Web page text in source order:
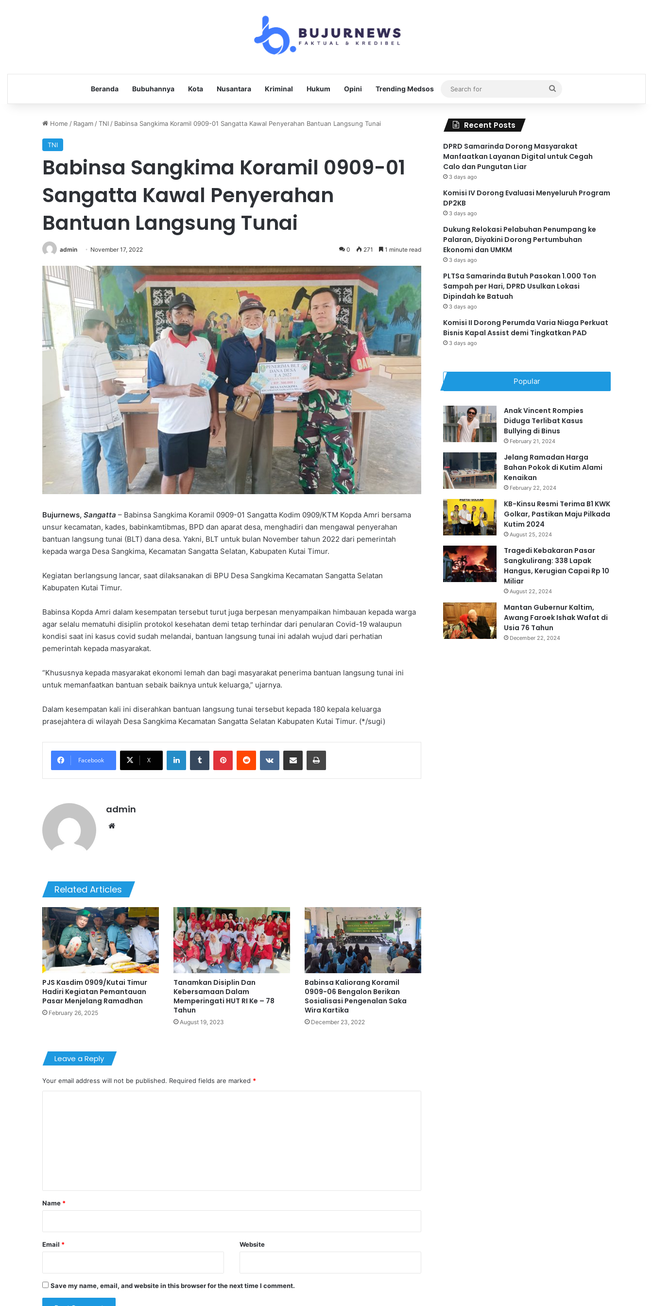
Beranda Bubuhannya Kota Nusantara Kriminal Hukum Opini Trending Medsos
Search
for
Home / Ragam /TNI / Babinsa Sangkima Koramil 0909-01 Sangatta Kawal Penyerahan Bantuan Langsung Tunai
TNI
Babinsa Sangkima Koramil 0909-01
Sangatta Kawal Penyerahan
Bantuan Langsung Tunai
admin November 17, 2022 0 271 1 minute read
Bujurnews, Sangatta – Babinsa Sangkima Koramil 0909-01 Sangatta Kodim 0909/KTM Kopda Amri bersama
unsur kecamatan, kades, babinkamtibmas, BPD dan aparat desa, menghadiri dan mengawal penyerahan
bantuan langsung tunai (BLT) dana desa. Yakni, BLT untuk bulan November tahun 2022 dari pemerintah
kepada warga Desa Sangkima, Kecamatan Sangatta Selatan, Kabupaten Kutai Timur.
Kegiatan berlangsung lancar, saat dilaksanakan di BPU Desa Sangkima Kecamatan Sangatta Selatan
Kabupaten Kutai Timur.
Babinsa Kopda Amri dalam kesempatan tersebut turut juga berpesan menyampaikan himbauan kepada warga
agar selalu mematuhi disiplin protokol kesehatan demi tetap terhindar dari penularan Covid-19 walaupun
kondisi saat ini kasus covid sudah melandai, bantuan langsung tunai ini adalah wujud dari perhatian
pemerintah kepada masyarakat.
“Khususnya kepada masyarakat ekonomi lemah dan bagi masyarakat penerima bantuan langsung tunai ini
untuk memanfaatkan bantuan sebaik baiknya untuk keluarga,” ujarnya.
Dalam kesempatan kali ini diserahkan bantuan langsung tunai tersebut kepada 180 kepala keluarga
prasejahtera di wilayah Desa Sangkima Kecamatan Sangatta Selatan Kabupaten Kutai Timur. (*/sugi)
Facebook X
admin
Related Articles
PJS Kasdim 0909/Kutai Timur
Hadiri Kegiatan Pemantauan
Pasar Menjelang Ramadhan
February 26, 2025
Tanamkan Disiplin Dan
Kebersamaan Dalam
Memperingati HUT RI Ke – 78
Tahun
August 19, 2023
Babinsa Kaliorang Koramil
0909-06 Bengalon Berikan
Sosialisasi Pengenalan Saka
Wira Kartika
December 23, 2022
Leave a Reply
Your email address will not be published. Required fields are marked *
*
Name *
Email * Website
Save my name, email, and website in this browser for the next time I comment.
Recent Posts
DPRD Samarinda Dorong Masyarakat
Manfaatkan Layanan Digital untuk Cegah
Calo dan Pungutan Liar
3 days ago
Komisi IV Dorong Evaluasi Menyeluruh Program
DP2KB
3 days ago
Dukung Relokasi Pelabuhan Penumpang ke
Palaran, Diyakini Dorong Pertumbuhan
Ekonomi dan UMKM
3 days ago
PLTSa Samarinda Butuh Pasokan 1.000 Ton
Sampah per Hari, DPRD Usulkan Lokasi
Dipindah ke Batuah
3 days ago
Komisi II Dorong Perumda Varia Niaga Perkuat
Bisnis Kapal Assist demi Tingkatkan PAD
3 days ago
Popular
Anak Vincent Rompies
Diduga Terlibat Kasus
Bullying di Binus
February 21, 2024
Jelang Ramadan Harga
Bahan Pokok di Kutim Alami
Kenaikan
February 22, 2024
KB-Kinsu Resmi Terima B1 KWK
Golkar, Pastikan Maju Pilkada
Kutim 2024
August 25, 2024
Tragedi Kebakaran Pasar
Sangkulirang: 338 Lapak
Hangus, Kerugian Capai Rp 10
Miliar
August 22, 2024
Mantan Gubernur Kaltim,
Awang Faroek Ishak Wafat di
Usia 76 Tahun
December 22, 2024